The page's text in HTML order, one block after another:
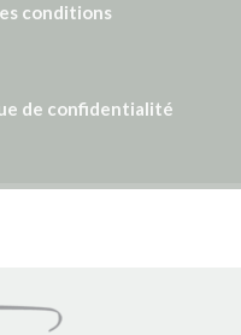
conditions
de confidentialité